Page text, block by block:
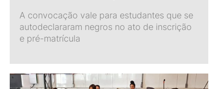
A convocação vale para estudantes que se
autodeclararam negros no ato de inscrição
e pré-matrícula